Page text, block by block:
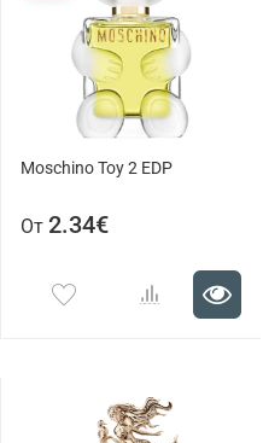
Moschino Toy 2 EDP
От 2.34€